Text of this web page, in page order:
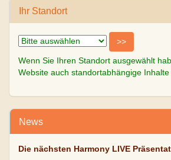
Ihr Standort
Wenn Sie Ihren Standort ausgewählt
Website auch standortabhängige Inhalte
News
Die nächsten Harmony LIVE